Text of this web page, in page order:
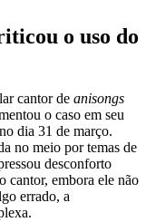
o uso do
cantor de anisongs
o caso em seu
dia 31 de março.
no meio por temas de
desconforto
cantor, embora ele não
errado, a